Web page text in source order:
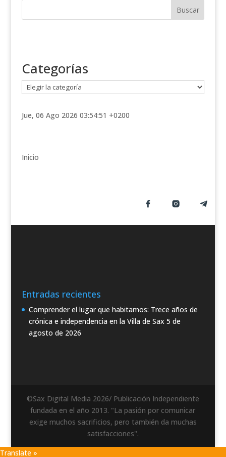
Categorías
a
e
r
Jue, 06 Ago 2026 03:54:51 +0200
Inicio
Entradas recientes
Comprender el lugar que habitamos: Trece años de
crónica e independencia en la Villa de Sax 5 de
agosto de 2026
©Sax Digital Media 2026/ Publicación Independiente
fundada en el año 2013. "La pasión por comunicar
exige muchos sacrificios, pero también da muchas
satisfacciones".
Translate »